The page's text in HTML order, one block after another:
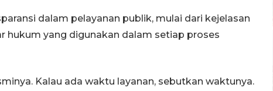
dalam pelayanan publik, mulai dari kejelasan
hukum yang digunakan dalam setiap proses
Kalau ada waktu layanan, sebutkan waktunya.